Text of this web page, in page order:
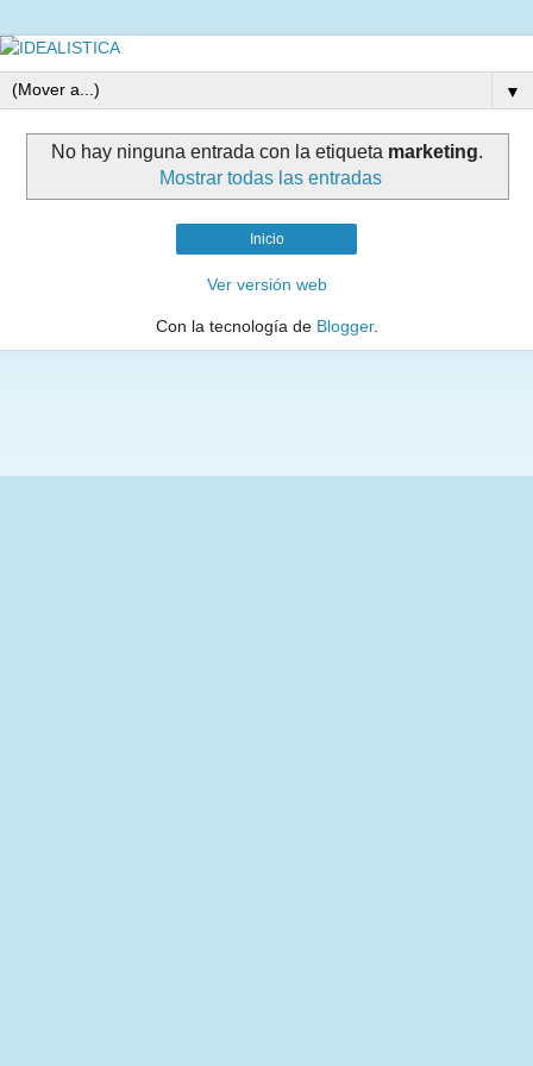
▼
No hay ninguna entrada con la etiqueta marketing.
Mostrar todas las entradas
Inicio
Ver versión web
Con la tecnología de Blogger.